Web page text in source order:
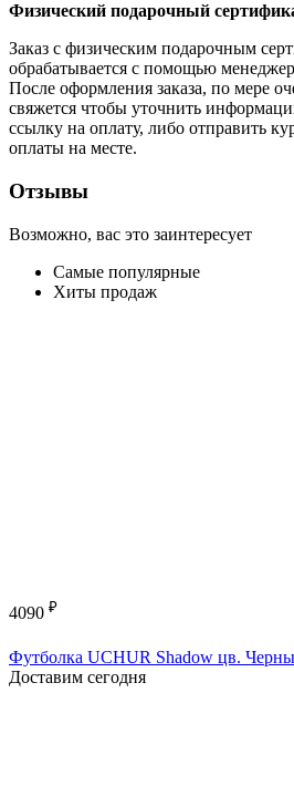
Физический подарочный
Заказ с физическим подарочным
обрабатывается с помощью
После оформления заказа, по мере
свяжется чтобы уточнить
ссылку на оплату, либо отправить
оплаты на месте.
Отзывы
Возможно, вас это заинтересует
Самые популярные
Хиты продаж
4090 ₽
Футболка UCHUR Shadow цв.
Доставим сегодня